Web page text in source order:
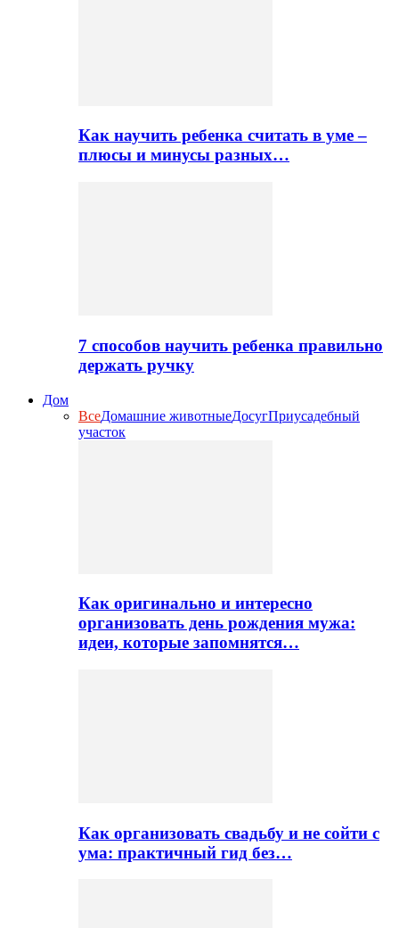
Как научить ребенка считать в уме –
плюсы и минусы разных…
7 способов научить ребенка правильно
держать ручку
Дом
ВсеДомашние животныеДосугПриусадебный
участок
Как оригинально и интересно
организовать день рождения мужа:
идеи, которые запомнятся…
Как организовать свадьбу и не сойти с
ума: практичный гид без…